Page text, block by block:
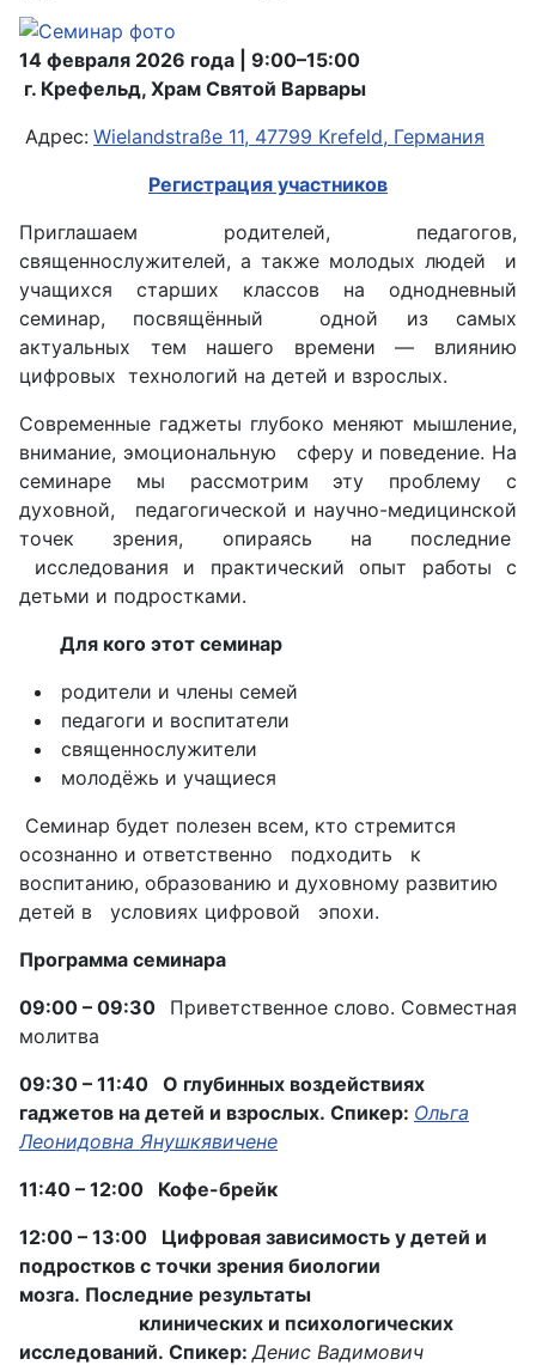
14 февраля 2026 года | 9:00–15:00
г. Крефельд, Храм Святой Варвары
Адрес: Wielandstraße 11, 47799 Krefeld, Германия
Регистрация участников
Приглашаем родителей, педагогов,
священнослужителей, а также молодых людей и
учащихся старших классов на однодневный
семинар, посвящённый одной из самых
актуальных тем нашего времени — влиянию
цифровых технологий на детей и взрослых.
Современные гаджеты глубоко меняют мышление,
внимание, эмоциональную сферу и поведение. На
семинаре мы рассмотрим эту проблему с
духовной, педагогической и научно-медицинской
точек зрения, опираясь на последние
исследования и практический опыт работы с
детьми и подростками.
Для кого этот семинар
родители и члены семей
педагоги и воспитатели
священнослужители
молодёжь и учащиеся
Семинар будет полезен всем, кто стремится
осознанно и ответственно подходить к
воспитанию, образованию и духовному развитию
детей в условиях цифровой эпохи.
Программа семинара
09:00 – 09:30 Приветственное слово. Совместная
молитва
09:30 – 11:40 О глубинных воздействиях
гаджетов на детей и взрослых. Спикер: Ольга
Леонидовна Янушкявичене
11:40 – 12:00 Кофе-брейк
12:00 – 13:00 Цифровая зависимость у детей и
подростков с точки зрения биологии
мозга. Последние результаты
клинических и психологических
исследований. Спикер: Денис Вадимович